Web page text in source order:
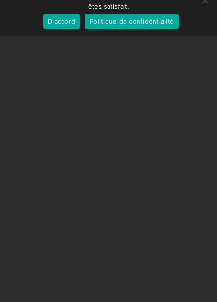
Capuchon de correction EOS LV
êtes satisfait.
D'accord
Politique de confidentialité
French